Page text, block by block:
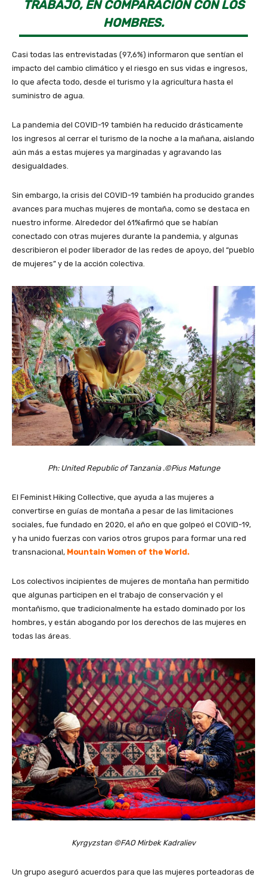
TRABAJO, EN COMPARACIÓN CON LOS
HOMBRES.
Casi todas las entrevistadas (97,6%) informaron que sentían el
impacto del cambio climático y el riesgo en sus vidas e ingresos,
lo que afecta todo, desde el turismo y la agricultura hasta el
suministro de agua.
La pandemia del COVID-19 también ha reducido drásticamente
los ingresos al cerrar el turismo de la noche a la mañana, aislando
aún más a estas mujeres ya marginadas y agravando las
desigualdades.
Sin embargo, la crisis del COVID-19 también ha producido grandes
avances para muchas mujeres de montaña, como se destaca en
nuestro informe. Alrededor del 61%afirmó que se habían
conectado con otras mujeres durante la pandemia, y algunas
describieron el poder liberador de las redes de apoyo, del “pueblo
de mujeres” y de la acción colectiva.
Ph: United Republic of Tanzania .©Pius Matunge
El Feminist Hiking Collective, que ayuda a las mujeres a
convertirse en guías de montaña a pesar de las limitaciones
sociales, fue fundado en 2020, el año en que golpeó el COVID-19,
y ha unido fuerzas con varios otros grupos para formar una red
transnacional, Mountain Women of the World.
Los colectivos incipientes de mujeres de montaña han permitido
que algunas participen en el trabajo de conservación y el
montañismo, que tradicionalmente ha estado dominado por los
hombres, y están abogando por los derechos de las mujeres en
todas las áreas.
Kyrgyzstan ©FAO Mirbek Kadraliev
Un grupo aseguró acuerdos para que las mujeres porteadoras de